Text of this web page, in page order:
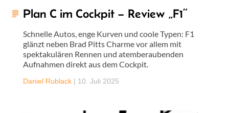
Plan C im Cockpit – Review „F1“
Schnelle Autos, enge Kurven und coole Typen: F1
glänzt neben Brad Pitts Charme vor allem mit
spektakulären Rennen und atemberaubenden
Aufnahmen direkt aus dem Cockpit.
Daniel Rublack | 10. Juli 2025